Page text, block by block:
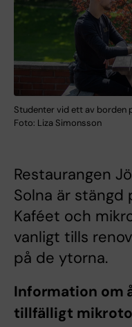
Studenter vid ett av borden
Foto: Liza Simonsson
Restaurangen
Solna är stängd
Kaféet och
vanligt tills
på de ytorna.
Information om
tillfälligt